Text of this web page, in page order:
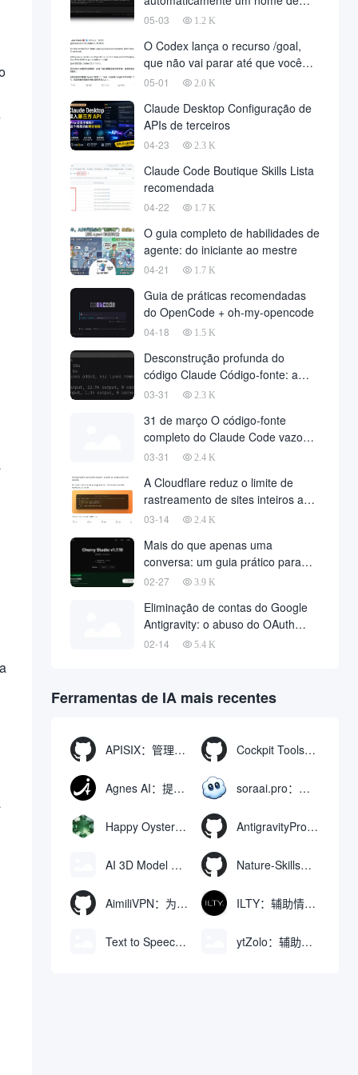
domínio para implantar o projeto,
automatizado finalmente chegou,
em nome da empresa de
desenvolvimento, para reduzir um
grande número de
05-03 1.2 K
O Codex lança o recurso /goal,
que não vai parar até que você
atinja sua meta
05-01 2.0 K
Claude Desktop Configuração de
APIs de terceiros
04-23 2.3 K
Claude Code Boutique Skills Lista
recomendada
04-22 1.7 K
O guia completo de habilidades de
agente: do iniciante ao mestre
04-21 1.7 K
Guia de práticas recomendadas
do OpenCode + oh-my-opencode
04-18 1.5 K
Desconstrução profunda do
código Claude Código-fonte: a
filosofia da arquitetura de agentes
código
03-31 2.3 K
31 de março O código-fonte
completo do Claude Code vazou,
510.000 linhas de código principal
03-31 2.4 K
A Cloudflare reduz o limite de
rastreamento de sites inteiros a
zero com uma única solicitação de
03-14 2.4 K
Mais do que apenas uma
conversa: um guia prático para
implantar o OpenClaw no Cherry
02-27 3.9 K
Eliminação de contas do Google
Antigravity: o abuso do OAuth
desencadeia uma onda de
02-14 5.4 K
Ferramentas de IA mais recentes
APISIX：管理和代理API及大模型流量的高性能网关 Cockpit Tools：管理多个AI编程IDE账号与配置多开独立实例的本地桌面应用
Agnes AI：提供全模态模型免费API、支持图文视频生成与复杂工程执行的智能体平台 soraai.pro：支持多模型文字转视频和图像生成的在线创作工具
Happy Oyster AI：生成可交互式3D虚拟世界与视频的大模型 AntigravityProxyLauncher：免TUN全局代理使用Antigravity IDE
AI 3D Model Generator：通过文本和图像快速生成3D模型的在线工具 Nature-Skills：辅助撰写学术论文和绘制科研图表的智能体插件
AimiliVPN：为Linux提供纯净出站家庭IP的VPN代理网关 ILTY：辅助情绪疏导与提供行动建议的AI陪伴工具
Text to Speech AI：支持多说话人与情感控制的文字转语音工具 ytZolo：辅助创建和优化YouTube视频内容的生成工具